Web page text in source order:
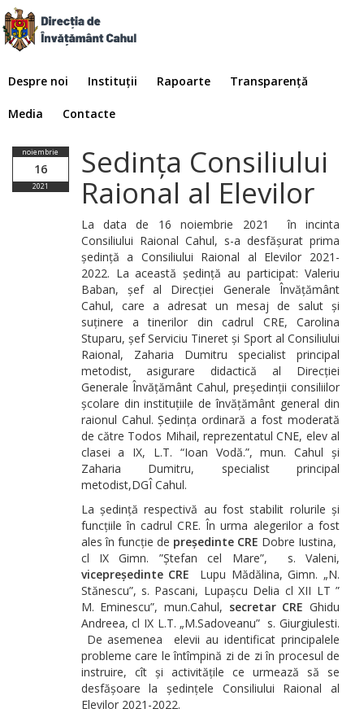
Despre noi Instituții Rapoarte Transparență
Media Contacte
noiembrie
16
2021
Sedința Consiliului
Raional al Elevilor
La data de 16 noiembrie 2021 în incinta
Consiliului Raional Cahul, s-a desfășurat prima
ședință a Consiliului Raional al Elevilor 2021-
2022. La această ședință au participat: Valeriu
Baban, șef al Direcției Generale Învățământ
Cahul, care a adresat un mesaj de salut și
suținere a tinerilor din cadrul CRE, Carolina
Stuparu, șef Serviciu Tineret și Sport al Consiliului
Raional, Zaharia Dumitru specialist principal
metodist, asigurare didactică al Direcției
Generale Învățământ Cahul, președinții consiliilor
școlare din instituțiile de învățământ general din
raionul Cahul. Ședința ordinară a fost moderată
de către Todos Mihail, reprezentatul CNE, elev al
clasei a IX, L.T. “Ioan Vodă.”, mun. Cahul și
Zaharia Dumitru, specialist principal
metodist,DGÎ Cahul.
La ședință respectivă au fost stabilit rolurile și
funcțiile în cadrul CRE. În urma alegerilor a fost
ales în funcție de președinte CRE Dobre Iustina,
cl IX Gimn. ”Ștefan cel Mare”, s. Valeni,
vicepreședinte CRE
Lupu Mădălina, Gimn. „N.
Stănescu”, s. Pascani, Lupașcu Delia cl XII LT ”
M. Eminescu”, mun.Cahul, secretarCRE Ghidu
Andreea, cl IX L.T. „M.Sadoveanu” s. Giurgiulesti.
De asemenea elevii au identificat principalele
probleme care le întîmpină zi de zi în procesul de
instruire, cît și activitățile ce urmează să se
desfășoare la ședințele Consiliului Raional al
Elevilor 2021-2022.